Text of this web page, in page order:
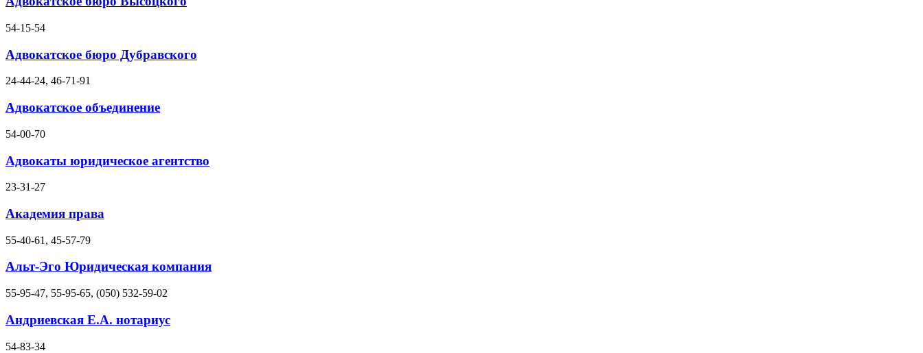
54-15-54
Адвокатское бюро Дубравского
24-44-24, 46-71-91
Адвокатское объединение
54-00-70
Адвокаты юридическое агентство
23-31-27
Академия права
55-40-61, 45-57-79
Альт-Эго Юридическая компания
55-95-47, 55-95-65, (050) 532-59-02
Андриевская Е.А. нотариус
54-83-34